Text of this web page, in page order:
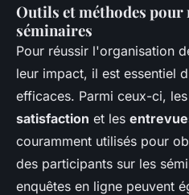
Outils et méthodes
séminaires
Pour réussir l'organisation
leur impact, il est essentiel
efficaces. Parmi ceux-ci, les
satisfaction et les
couramment utilisés pour
des participants sur les
enquêtes en ligne peuvent